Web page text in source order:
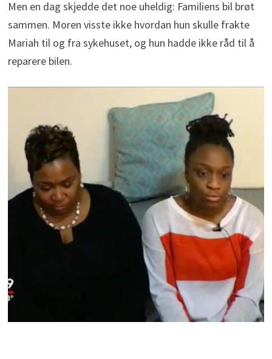
Men en dag skjedde det noe uheldig: Familiens bil brøt
sammen. Moren visste ikke hvordan hun skulle frakte
Mariah til og fra sykehuset, og hun hadde ikke råd til å
reparere bilen.